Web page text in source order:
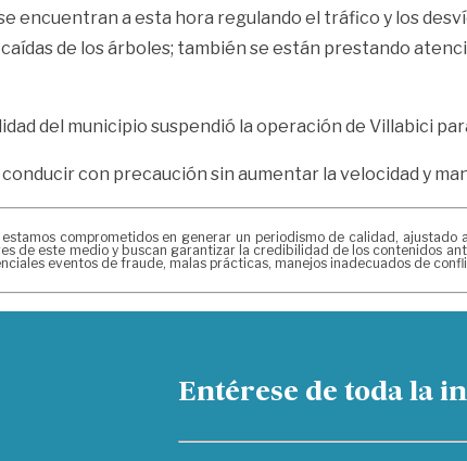
encuentran a esta hora regulando el tráfico y los
de los árboles; también se están prestando
del municipio suspendió la operación de Villabici
con precaución sin aumentar la velocidad y
estamos comprometidos en generar un periodismo de calidad,
de este medio y buscan garantizar la credibilidad de los contenidos
eventos de fraude, malas prácticas, manejos inadecuados de
Entérese de toda la